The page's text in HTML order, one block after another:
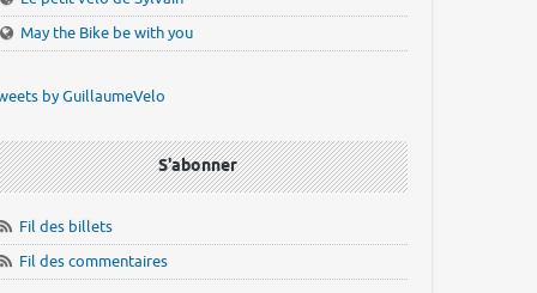
May the Bike be with you
by GuillaumeVelo
S'abonner
Fil des billets
Fil des commentaires